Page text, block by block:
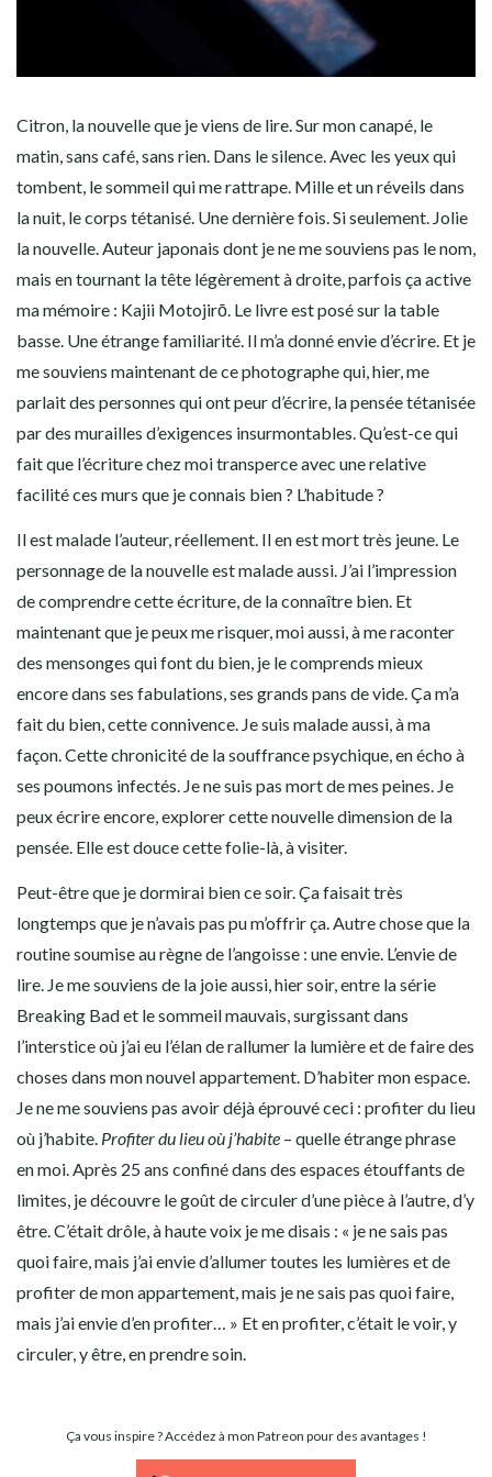
Citron, la nouvelle que je viens de lire. Sur mon canapé, le
matin, sans café, sans rien. Dans le silence. Avec les yeux qui
tombent, le sommeil qui me rattrape. Mille et un réveils dans
la nuit, le corps tétanisé. Une dernière fois. Si seulement. Jolie
la nouvelle. Auteur japonais dont je ne me souviens pas le nom,
mais en tournant la tête légèrement à droite, parfois ça active
ma mémoire : Kajii Motojirō. Le livre est posé sur la table
basse. Une étrange familiarité. Il m’a donné envie d’écrire. Et je
me souviens maintenant de ce photographe qui, hier, me
parlait des personnes qui ont peur d’écrire, la pensée tétanisée
par des murailles d’exigences insurmontables. Qu’est-ce qui
fait que l’écriture chez moi transperce avec une relative
facilité ces murs que je connais bien ? L’habitude ?
Il est malade l’auteur, réellement. Il en est mort très jeune. Le
personnage de la nouvelle est malade aussi. J’ai l’impression
de comprendre cette écriture, de la connaître bien. Et
maintenant que je peux me risquer, moi aussi, à me raconter
des mensonges qui font du bien, je le comprends mieux
encore dans ses fabulations, ses grands pans de vide. Ça m’a
fait du bien, cette connivence. Je suis malade aussi, à ma
façon. Cette chronicité de la souffrance psychique, en écho à
ses poumons infectés. Je ne suis pas mort de mes peines. Je
peux écrire encore, explorer cette nouvelle dimension de la
pensée. Elle est douce cette folie-là, à visiter.
Peut-être que je dormirai bien ce soir. Ça faisait très
longtemps que je n’avais pas pu m’offrir ça. Autre chose que la
routine soumise au règne de l’angoisse : une envie. L’envie de
lire. Je me souviens de la joie aussi, hier soir, entre la série
Breaking Bad et le sommeil mauvais, surgissant dans
l’interstice où j’ai eu l’élan de rallumer la lumière et de faire des
choses dans mon nouvel appartement. D’habiter mon espace.
Je ne me souviens pas avoir déjà éprouvé ceci : profiter du lieu
où j’habite. Profiter du lieu où j’habite – quelle étrange phrase
en moi. Après 25 ans confiné dans des espaces étouffants de
limites, je découvre le goût de circuler d’une pièce à l’autre, d’y
être. C’était drôle, à haute voix je me disais : « je ne sais pas
quoi faire, mais j’ai envie d’allumer toutes les lumières et de
profiter de mon appartement, mais je ne sais pas quoi faire,
mais j’ai envie d’en profiter… » Et en profiter, c’était le voir, y
circuler, y être, en prendre soin.
Ça vous inspire ? Accédez à mon Patreon pour des avantages !